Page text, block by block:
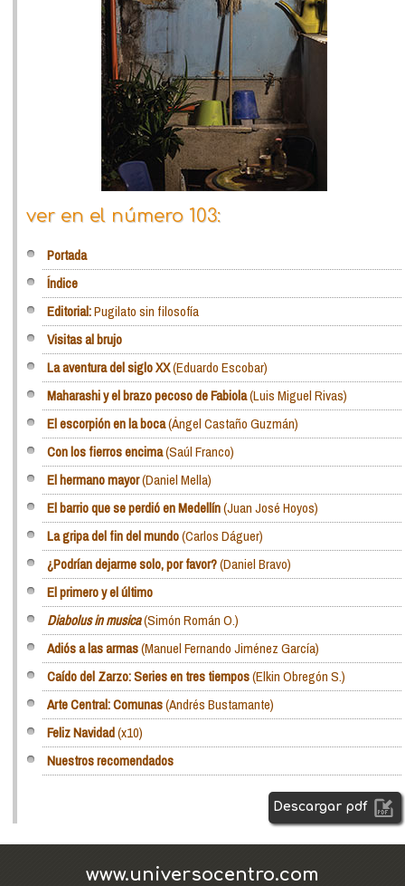
ver en el número 103:
Portada
Índice
Editorial:Pugilato sin filosofía
Visitas al brujo
La aventura del siglo XX(Eduardo Escobar)
Maharashi y el brazo pecoso de Fabiola(Luis Miguel Rivas)
El escorpión en la boca(Ángel Castaño Guzmán)
Con los fierros encima(Saúl Franco)
El hermano mayor(Daniel Mella)
El barrio que se perdió en Medellín(Juan José Hoyos)
La gripa del fin del mundo(Carlos Dáguer)
¿Podrían dejarme solo, por favor?(Daniel Bravo)
El primero y el último
Diabolus in musica(Simón Román O.)
Adiós a las armas(Manuel Fernando Jiménez García)
Caído del Zarzo: Series en tres tiempos(Elkin Obregón S.)
Arte Central: Comunas(Andrés Bustamante)
Feliz Navidad(x10)
Nuestros recomendados
Descargar pdf
www.universocentro.com